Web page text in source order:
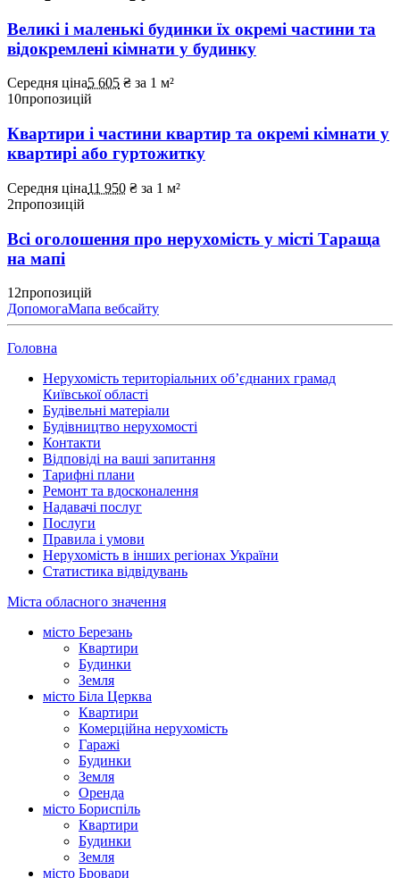
Великі і маленькі будинки їх окремі частини та
відокремлені кімнати у будинку
Середня ціна5 605 ₴ за 1 м²
10пропозицій
Квартири і частини квартир та окремі кімнати у
квартирі або гуртожитку
Середня ціна11 950 ₴ за 1 м²
2пропозицій
Всі оголошення про нерухомість у місті Тараща
на мапі
12пропозицій
ДопомогаМапа вебсайту
Головна
Нерухомість територіальних об’єднаних грамад
Київської області
Будівельні матеріали
Будівництво нерухомості
Контакти
Відповіді на ваші запитання
Тарифні плани
Ремонт та вдосконалення
Надавачі послуг
Послуги
Правила і умови
Нерухомість в інших регіонах України
Статистика відвідувань
Міста обласного значення
місто Березань
Квартири
Будинки
Земля
місто Біла Церква
Квартири
Комерційна нерухомість
Гаражі
Будинки
Земля
Оренда
місто Бориспіль
Квартири
Будинки
Земля
місто Бровари